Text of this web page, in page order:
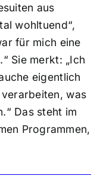
aus
wohltuend“,
für mich eine
Sie merkt: „Ich
eigentlich
was
Das steht im
Programmen,